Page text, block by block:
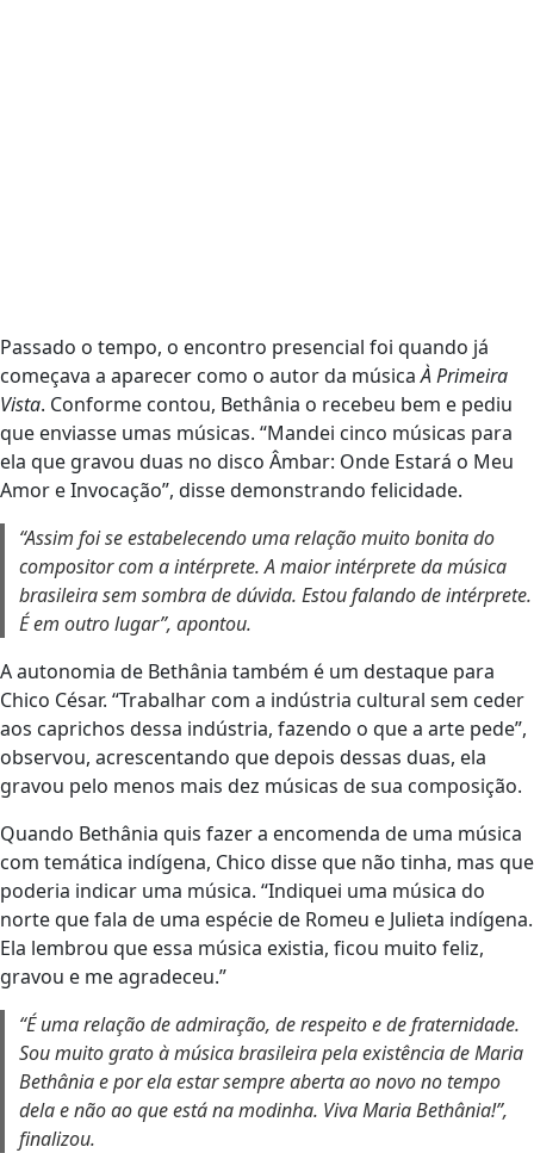
Passado o tempo, o encontro presencial foi quando já
começava a aparecer como o autor da músicaÀ Primeira
Vista. Conforme contou, Bethânia o recebeu bem e pediu
que enviasse umas músicas. “Mandei cinco músicas para
ela que gravou duas no disco Âmbar: Onde Estará o Meu
Amor e Invocação”, disse demonstrando felicidade.
“Assim foi se estabelecendo uma relação muito bonita do
compositor com a intérprete. A maior intérprete da música
brasileira sem sombra de dúvida. Estou falando de intérprete.
É em outro lugar”, apontou.
A autonomia de Bethânia também é um destaque para
Chico César. “Trabalhar com a indústria cultural sem ceder
aos caprichos dessa indústria, fazendo o que a arte pede”,
observou, acrescentando que depois dessas duas, ela
gravou pelo menos mais dez músicas de sua composição.
Quando Bethânia quis fazer a encomenda de uma música
com temática indígena, Chico disse que não tinha, mas que
poderia indicar uma música. “Indiquei uma música do
norte que fala de uma espécie de Romeu e Julieta indígena.
Ela lembrou que essa música existia, ficou muito feliz,
gravou e me agradeceu.”
“É uma relação de admiração, de respeito e de fraternidade.
Sou muito grato à música brasileira pela existência de Maria
Bethânia e por ela estar sempre aberta ao novo no tempo
dela e não ao que está na modinha. Viva Maria Bethânia!”,
finalizou.